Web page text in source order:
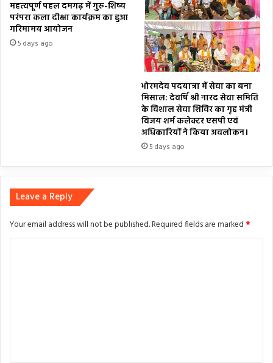
महत्वपूर्ण पहल दमगढ़ में गुरु-शिष्य
परंपरा कला दीक्षा कार्यक्रम का हुआ
गरिमामय आयोजन
5 days ago
भोरमदेव पदयात्रा में सेवा का बना
मिसाल: देवर्षि श्री नारद सेवा समिति
के विशाल सेवा शिविर का गृह मंत्री
विजय शर्म कलेक्टर एसपी एवं
अधिकारियों ने किया अवलोकन।
5 days ago
Leave a Reply
Your email address will not be published.Required fields are marked *